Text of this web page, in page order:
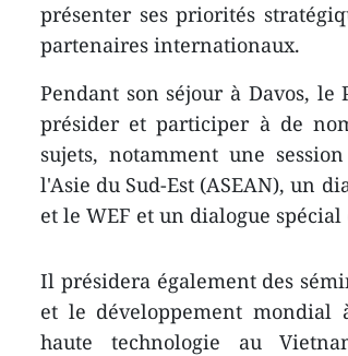
présenter ses priorités
partenaires internationaux.
Pendant son séjour à Davos,
présider et participer à de
sujets, notamment une
l'Asie du Sud-Est (ASEAN), un
et le WEF et un dialogue
Il présidera également des
et le développement mondial
haute technologie au